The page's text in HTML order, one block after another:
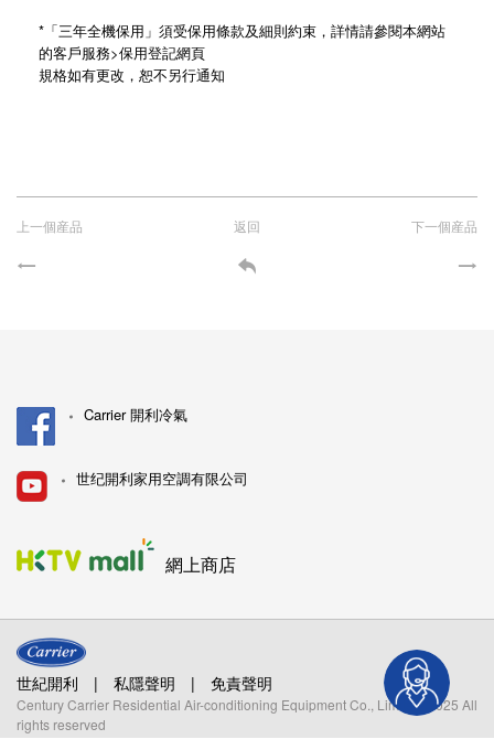
*「三年全機保用」須受保用條款及細則約束，詳情請參閱本網站
的客戶服務>保用登記網頁
規格如有更改，恕不另行通知
上一個産品 返回 下一個産品
Carrier 開利冷氣
世纪開利家用空調有限公司
網上商店
世紀開利 | 私隱聲明 | 免責聲明
Century Carrier Residential Air-conditioning Equipment Co., Limited. 2025 All
rights reserved